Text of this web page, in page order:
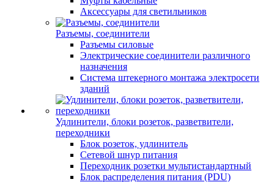
Аксессуары для светильников
Разъемы, соединители
Разъемы силовые
Электрические соединители различного
назначения
Система штекерного монтажа электросети
зданий
Удлинители, блоки розеток, разветвители,
переходники
Блок розеток, удлинитель
Сетевой шнур питания
Переходник розетки мультистандартный
Блок распределения питания (PDU)